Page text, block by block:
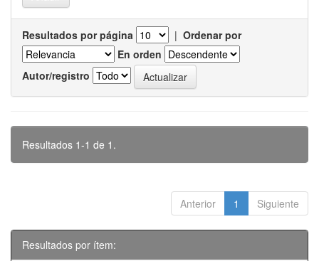
Resultados por página | Ordenar por
En orden
Autor/registro
Resultados 1-1 de 1.
Anterior 1 Siguiente
Resultados por ítem: